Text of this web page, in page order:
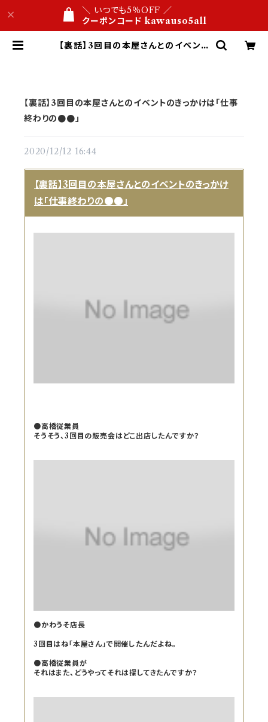
＼ いつでも5％OFF ／
クーポンコード kawauso5all
【裏話】3回目の本屋さんとのイベント
【裏話】3回目の本屋さんとのイベントのきっかけは「仕事
終わりの●●」
2020/12/12 16:44
【裏話】3回目の本屋さんとのイベントのきっかけ
は「仕事終わりの●●」
●高橋従業員
そうそう、3回目の販売会はどこ出店したんですか？
●かわうそ店長
3回目はね「本屋さん」で開催したんだよね。
●高橋従業員が
それはまた、どうやってそれは探してきたんですか？